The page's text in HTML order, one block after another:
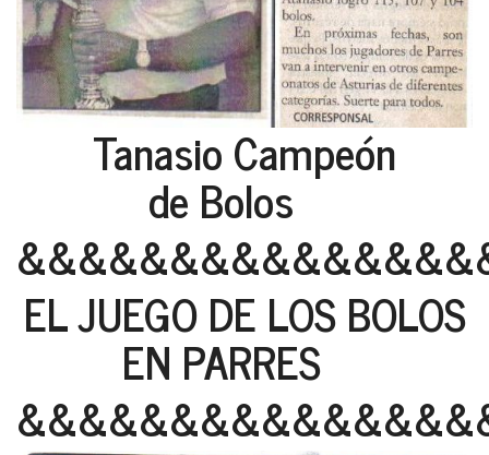
Tanasio Campeón
de Bolos
EL JUEGO DE LOS BOLOS
EN PARRES